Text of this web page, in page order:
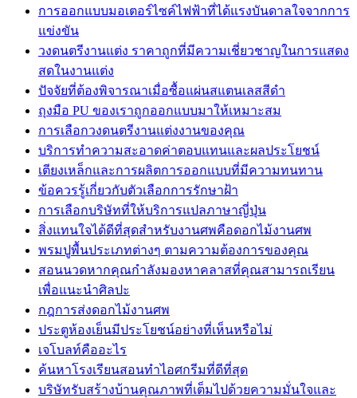
การออกแบบมอเตอร์ไซค์ไฟฟ้าที่ได้แรงบันดาลใจจากการ
แข่งขัน
วงดนตรีงานแต่ง ราคาถูกที่มีความเชี่ยวชาญในการแสดง
สดในงานแต่ง
ปัจจัยที่ต้องพิจารณาเมื่อซื้อแผ่นสแตนเลสสีดำ
ถุงมือ PU ของเราถูกออกแบบมาให้เหมาะสม
การเลือกวงดนตรีงานแต่งงานของคุณ
บริการทำความสะอาดค่าตอบแทนและผลประโยชน์
เตียงเหล็กและการผลิตการออกแบบที่มีความทนทาน
ข้อควรรู้เกี่ยวกับตัวเลือกการรักษาฝ้า
การเลือกบริษัทที่ให้บริการแปลภาษาญี่ปุ่น
สิ่งแทนใจได้ดีที่สุดสำหรับงานศพคือดอกไม้งานศพ
พรมปูพื้นประเภทต่างๆ ตามความต้องการของคุณ
สอนนวดหากคุณกำลังมองหาคลาสที่คุณสามารถเรียน
เพื่อแนะนำศิลปะ
กฎการส่งดอกไม้งานศพ
ประตูห้องเย็นมีประโยชน์อย่างที่เห็นหรือไม่
เจโบลท์คืออะไร
ค้นหาโรงเรียนสอนทำไอศกรีมที่ดีที่สุด
บริษัทรับสร้างบ้านคุณภาพที่เต็มไปด้วยความมั่นใจและ